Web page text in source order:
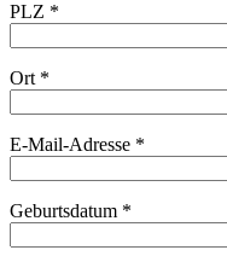
PLZ *
Ort *
E-Mail-Adresse *
Geburtsdatum *